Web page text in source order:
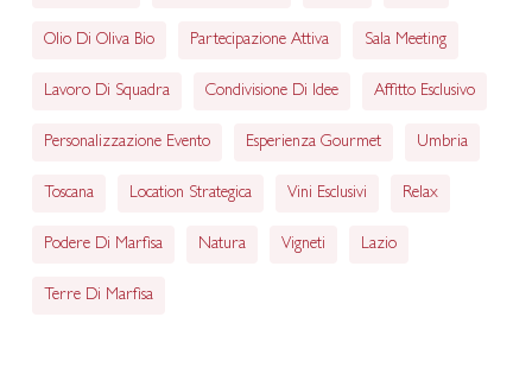
Olio Di Oliva Bio Partecipazione Attiva Sala Meeting
Lavoro Di Squadra Condivisione Di Idee Affitto Esclusivo
Personalizzazione Evento Esperienza Gourmet Umbria
Toscana Location Strategica Vini Esclusivi Relax
Podere Di Marfisa Natura Vigneti Lazio
Terre Di Marfisa